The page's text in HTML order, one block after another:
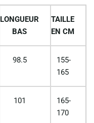
LONGUEUR
BAS
TAILLE
EN CM
98.5
155-
165
101
165-
170